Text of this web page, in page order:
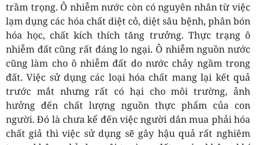
trầm trọng. Ô nhiễm nước còn có nguyên nhân từ việc
lạm dụng các hóa chất diệt cỏ, diệt sâu bệnh, phân bón
hóa học, chất kích thích tăng trưởng. Thực trạng ô
nhiễm đất cũng rất đáng lo ngại. Ô nhiễm nguồn nước
cũng làm cho ô nhiễm đất do nước chảy ngầm trong
đất. Việc sử dụng các loại hóa chất mang lại kết quả
trước mắt nhưng rất có hại cho môi trường, ảnh
hưởng đến chất lượng nguồn thực phẩm của con
người. Đó là chưa kể đến việc người dân mua phải hóa
chất giả thì việc sử dụng sẽ gây hậu quả rất nghiêm